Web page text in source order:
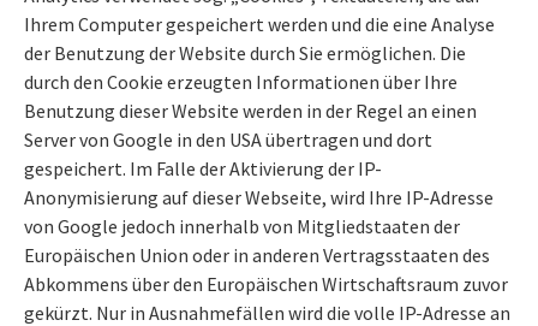
Ihrem Computer gespeichert werden und die eine Analyse
der Benutzung der Website durch Sie ermöglichen. Die
durch den Cookie erzeugten Informationen über Ihre
Benutzung dieser Website werden in der Regel an einen
Server von Google in den USA übertragen und dort
gespeichert. Im Falle der Aktivierung der IP-
Anonymisierung auf dieser Webseite, wird Ihre IP-Adresse
von Google jedoch innerhalb von Mitgliedstaaten der
Europäischen Union oder in anderen Vertragsstaaten des
Abkommens über den Europäischen Wirtschaftsraum zuvor
gekürzt. Nur in Ausnahmefällen wird die volle IP-Adresse an